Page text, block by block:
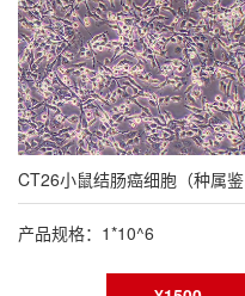
产品规格：1*10^6